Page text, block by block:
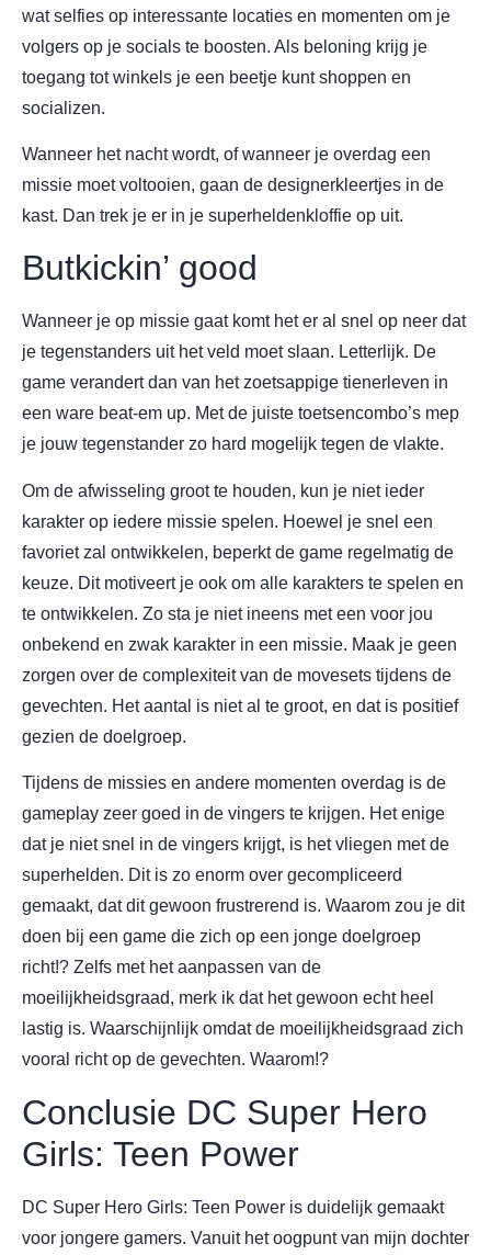
wat selfies op interessante locaties en momenten om je
volgers op je socials te boosten. Als beloning krijg je
toegang tot winkels je een beetje kunt shoppen en
socializen.
Wanneer het nacht wordt, of wanneer je overdag een
missie moet voltooien, gaan de designerkleertjes in de
kast. Dan trek je er in je superheldenkloffie op uit.
Butkickin’ good
Wanneer je op missie gaat komt het er al snel op neer dat
je tegenstanders uit het veld moet slaan. Letterlijk. De
game verandert dan van het zoetsappige tienerleven in
een ware beat-em up. Met de juiste toetsencombo’s mep
je jouw tegenstander zo hard mogelijk tegen de vlakte.
Om de afwisseling groot te houden, kun je niet ieder
karakter op iedere missie spelen. Hoewel je snel een
favoriet zal ontwikkelen, beperkt de game regelmatig de
keuze. Dit motiveert je ook om alle karakters te spelen en
te ontwikkelen. Zo sta je niet ineens met een voor jou
onbekend en zwak karakter in een missie. Maak je geen
zorgen over de complexiteit van de movesets tijdens de
gevechten. Het aantal is niet al te groot, en dat is positief
gezien de doelgroep.
Tijdens de missies en andere momenten overdag is de
gameplay zeer goed in de vingers te krijgen. Het enige
dat je niet snel in de vingers krijgt, is het vliegen met de
superhelden. Dit is zo enorm over gecompliceerd
gemaakt, dat dit gewoon frustrerend is. Waarom zou je dit
doen bij een game die zich op een jonge doelgroep
richt!? Zelfs met het aanpassen van de
moeilijkheidsgraad, merk ik dat het gewoon echt heel
lastig is. Waarschijnlijk omdat de moeilijkheidsgraad zich
vooral richt op de gevechten. Waarom!?
Conclusie DC Super Hero
Girls: Teen Power
DC Super Hero Girls: Teen Power is duidelijk gemaakt
voor jongere gamers. Vanuit het oogpunt van mijn dochter